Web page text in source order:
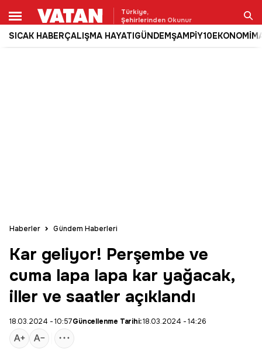
Türkiye,
Şehirlerinden Okunur
SICAK HABERÇALIŞMA HAYATIGÜNDEMŞAMPİY10EKONOMİ
Ara
Haberler Gündem Haberleri
Kar geliyor! Perşembe ve
cuma lapa lapa kar yağacak,
iller ve saatler açıklandı
18.03.2024 - 10:57Güncellenme Tarihi:18.03.2024 - 14:26